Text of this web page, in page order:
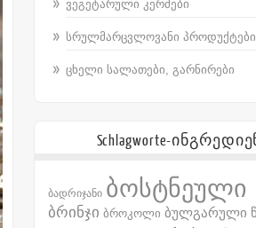
ვეგეტარული კერძები
სრულმარცვლოვანი პროდუქტები
ცხელი სალათები, გარნირები
Schlagworte-
ბადრიჯანი ბოსტნეული
ბრინჯი ბროკოლი ბულგარული